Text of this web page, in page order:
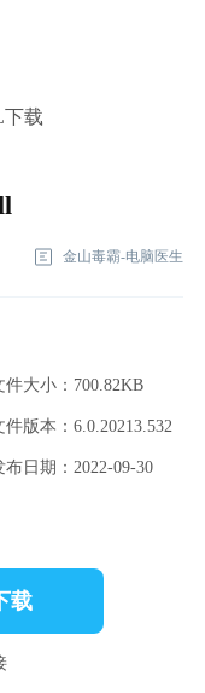
载
下
金山毒霸-电脑医生
件大小：700.82KB
件版本：6.0.20213.532
布日期：2022-09-30
载